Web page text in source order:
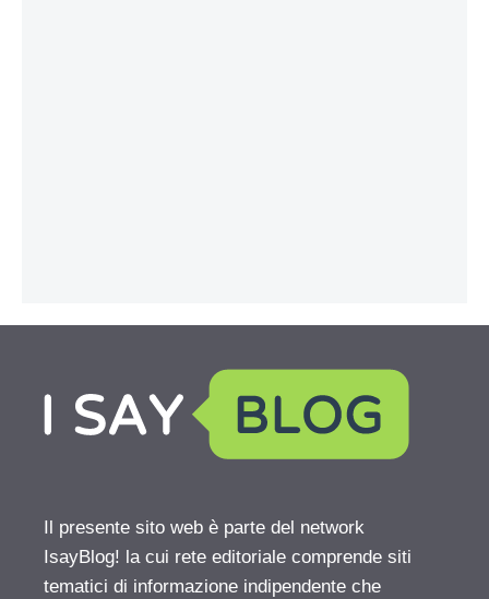
Il presente sito web è parte del network
IsayBlog! la cui rete editoriale comprende siti
tematici di informazione indipendente che